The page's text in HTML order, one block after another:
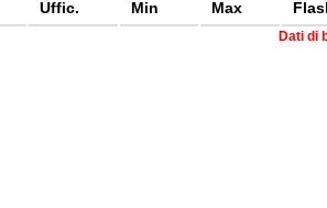
Uffic. Min Max
Dati di